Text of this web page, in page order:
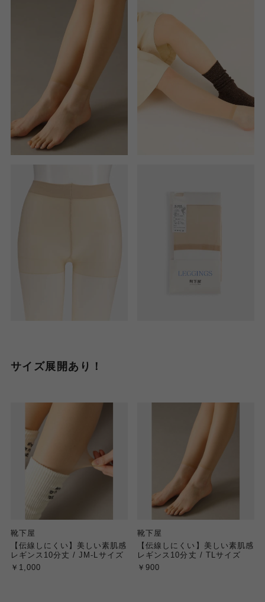
サイズ展開あり！
靴下屋
【伝線しにくい】美しい素肌感
レギンス10分丈 / JM-Lサイズ
￥1,000
靴下屋
【伝線しにくい】美しい素肌感
レギンス10分丈 / TLサイズ
￥900